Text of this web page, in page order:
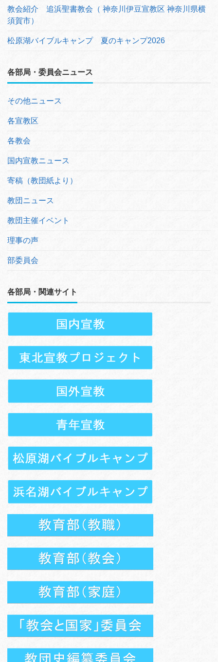
教会紹介 追浜聖書教会（ 神奈川伊豆宣教区 神奈川県横
須賀市）
松原湖バイブルキャンプ 夏のキャンプ2026
各部局・委員会ニュース
その他ニュース
各宣教区
各教会
国内宣教ニュース
寄稿（教団紙より）
教団ニュース
教団主催イベント
理事の声
部委員会
各部局・関連サイト